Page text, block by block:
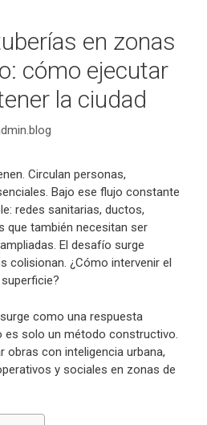
en zonas
cómo ejecutar
la ciudad
Circulan personas,
Bajo ese flujo constante
redes sanitarias, ductos,
que también necesitan ser
El desafío surge
colisionan. ¿Cómo intervenir el
surge como una respuesta
es solo un método constructivo.
obras con inteligencia urbana,
y sociales en zonas de